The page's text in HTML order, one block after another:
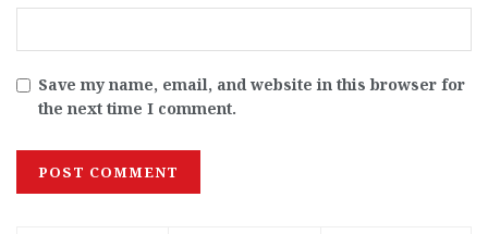
Save my name, email, and website in this browser for
the next time I comment.